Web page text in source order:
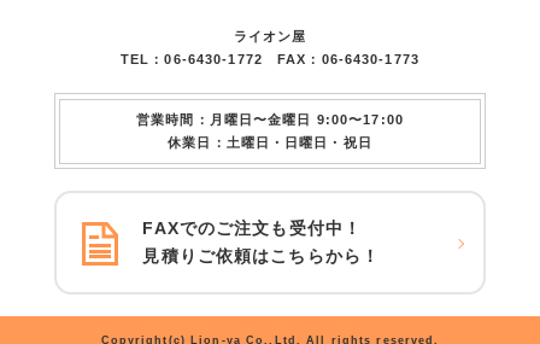
ライオン屋
TEL：06-6430-1772 FAX：06-6430-1773
営業時間：月曜日〜金曜日 9:00〜17:00
休業日：土曜日・日曜日・祝日
FAXでのご注文も受付中！
見積りご依頼はこちらから！
Copyright(c) Lion-ya Co.,Ltd. All rights reserved.